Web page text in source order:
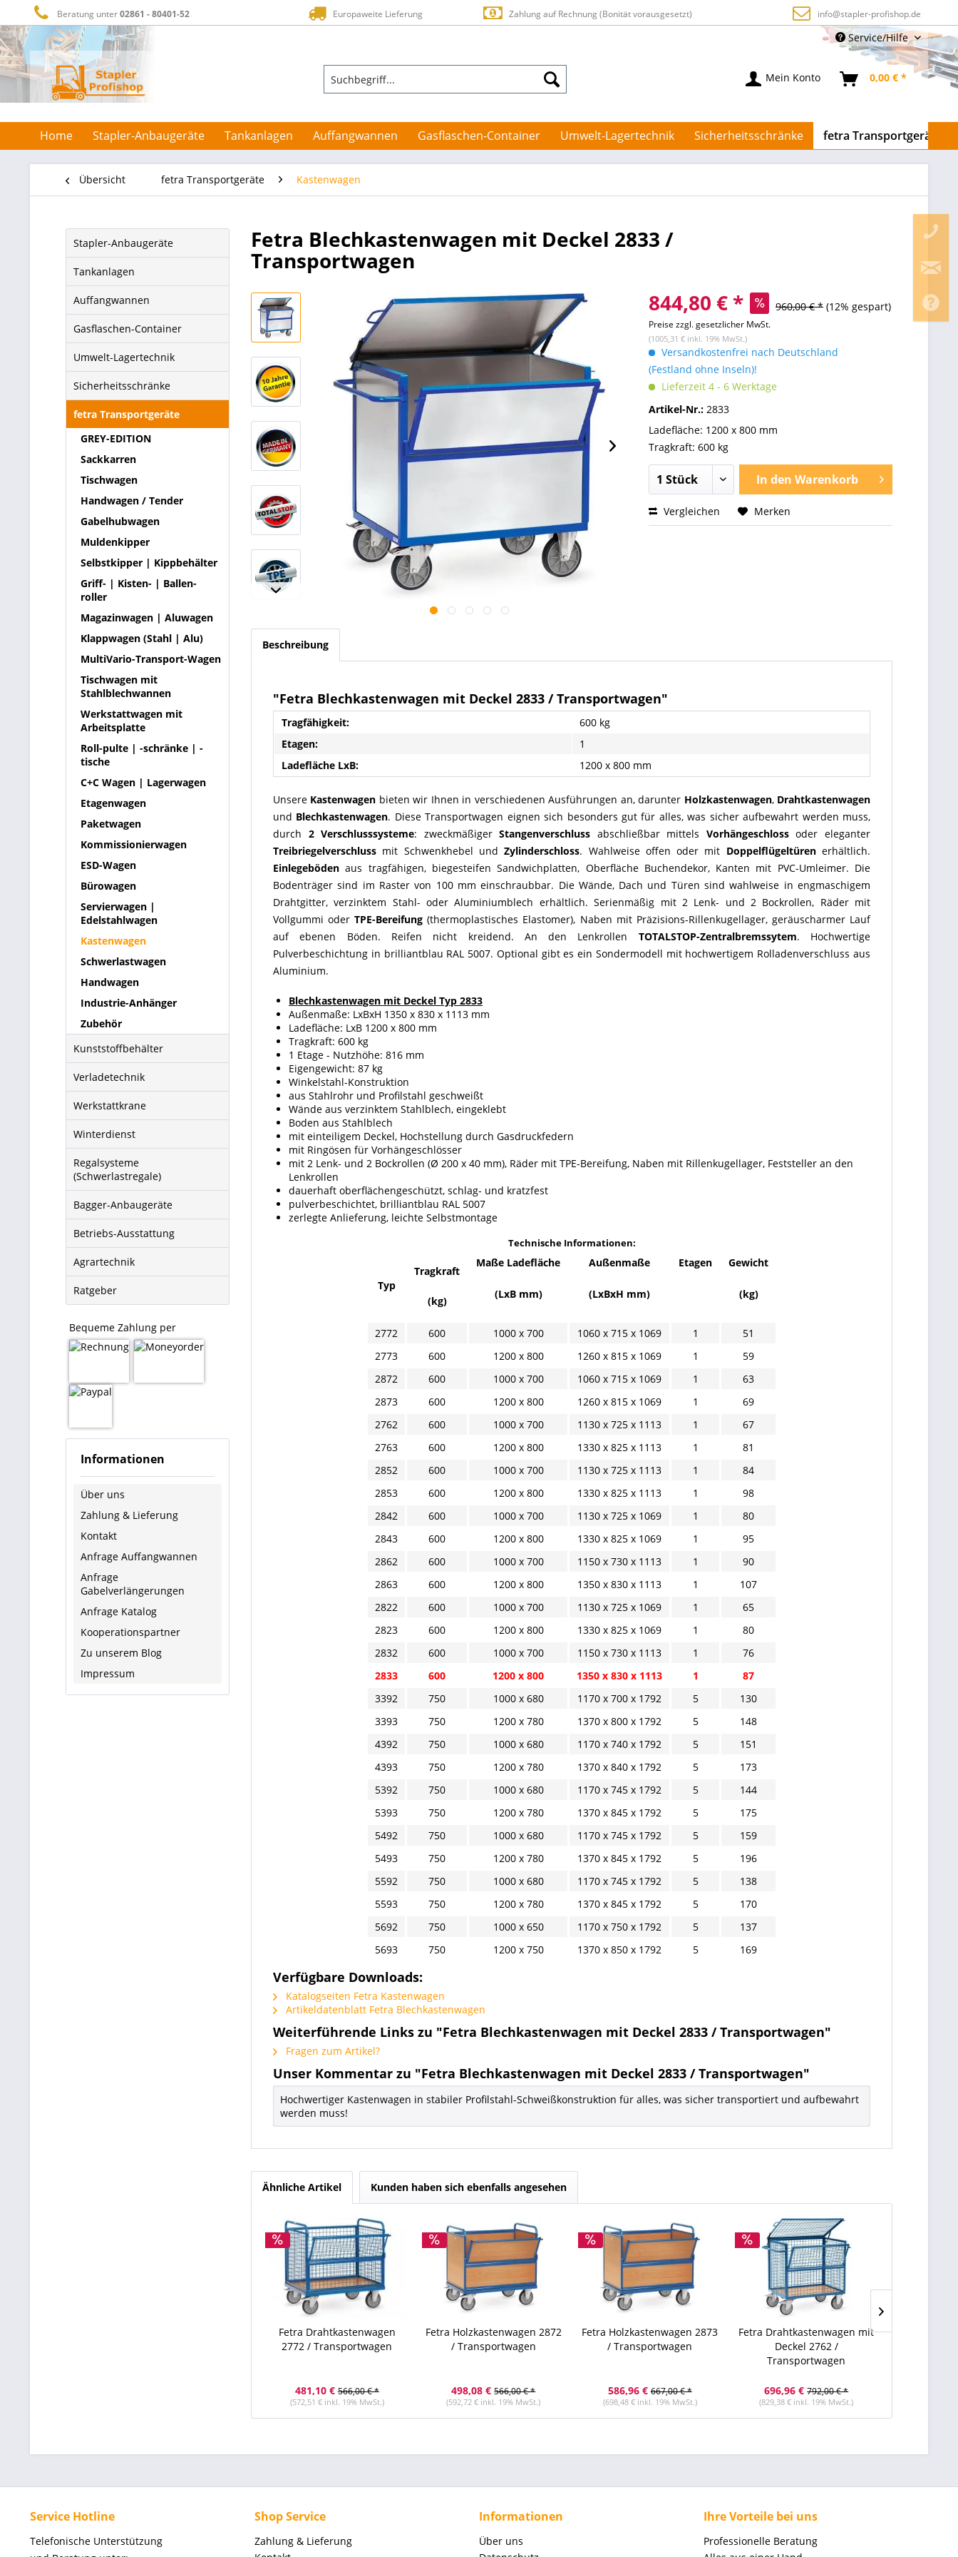
Beratung unter02861 - 80401-52 Europaweite Lieferung Zahlung auf Rechnung (Bonität vorausgesetzt) info@stapler-profishop.de
Service/Hilfe
Mein Konto 0,00 € *
Home Stapler-Anbaugeräte Tankanlagen Auffangwannen Gasflaschen-Container Umwelt-Lagertechnik Sicherheitsschränke fetra Transportgeräte
Übersicht fetra Transportgeräte Kastenwagen
Stapler-Anbaugeräte
Tankanlagen
Auffangwannen
Gasflaschen-Container
Umwelt-Lagertechnik
Sicherheitsschränke
fetra Transportgeräte
GREY-EDITION
Sackkarren
Tischwagen
Handwagen / Tender
Gabelhubwagen
Muldenkipper
Selbstkipper | Kippbehälter
Griff- | Kisten- | Ballen-
roller
Magazinwagen | Aluwagen
Klappwagen (Stahl | Alu)
MultiVario-Transport-Wagen
Tischwagen mit
Stahlblechwannen
Werkstattwagen mit
Arbeitsplatte
Roll-pulte | -schränke | -
tische
C+C Wagen | Lagerwagen
Etagenwagen
Paketwagen
Kommissionierwagen
ESD-Wagen
Bürowagen
Servierwagen |
Edelstahlwagen
Kastenwagen
Schwerlastwagen
Handwagen
Industrie-Anhänger
Zubehör
Kunststoffbehälter
Verladetechnik
Werkstattkrane
Winterdienst
Regalsysteme
(Schwerlastregale)
Bagger-Anbaugeräte
Betriebs-Ausstattung
Agrartechnik
Ratgeber
Bequeme Zahlung per
Informationen
Über uns
Zahlung & Lieferung
Kontakt
Anfrage Auffangwannen
Anfrage
Gabelverlängerungen
Anfrage Katalog
Kooperationspartner
Zu unserem Blog
Impressum
Fetra Blechkastenwagen mit Deckel 2833 /
Transportwagen
844,80 € *
960,00 € * (12% gespart)
Preise zzgl. gesetzlicher MwSt.
(1005,31 € inkl. 19% MwSt.)
Versandkostenfrei nach Deutschland
(Festland ohne Inseln)!
Lieferzeit 4 - 6 Werktage
Artikel-Nr.: 2833
Ladefläche: 1200 x 800 mm
Tragkraft: 600 kg
In den Warenkorb
Vergleichen Merken
Beschreibung
"Fetra Blechkastenwagen mit Deckel 2833 / Transportwagen"
Tragfähigkeit:
600 kg
Etagen:
1
Ladefläche LxB:
1200 x 800 mm
Unsere Kastenwagen bieten wir Ihnen in verschiedenen Ausführungen an, darunter Holzkastenwagen, Drahtkastenwagen
und Blechkastenwagen. Diese Transportwagen eignen sich besonders gut für alles, was sicher aufbewahrt werden muss,
durch 2 Verschlusssysteme: zweckmäßigerStangenverschluss abschließbar mittels Vorhängeschlossoder eleganter
Treibriegelverschluss mit Schwenkhebel undZylinderschloss. Wahlweise offen oder mit Doppelflügeltürenerhältlich.
Einlegeböden aus tragfähigen, biegesteifen Sandwichplatten, Oberfläche Buchendekor, Kanten mit PVC-Umleimer. Die
Bodenträger sind im Raster von 100 mm einschraubbar. Die Wände, Dach und Türen sind wahlweise in engmaschigem
Drahtgitter, verzinktem Stahl- oder Aluminiumblech erhältlich. Serienmäßig mit 2 Lenk- und 2 Bockrollen, Räder mit
Vollgummi oderTPE-Bereifung (thermoplastisches Elastomer), Naben mit Präzisions-Rillenkugellager, geräuscharmer Lauf
auf ebenen Böden. Reifen nicht kreidend. An den Lenkrollen TOTALSTOP-Zentralbremssytem. Hochwertige
Pulverbeschichtung in brilliantblau RAL 5007. Optional gibt es ein Sondermodell mit hochwertigem Rolladenverschluss aus
Aluminium.
Blechkastenwagen mit Deckel Typ 2833
Außenmaße: LxBxH 1350 x 830 x 1113 mm
Ladefläche: LxB 1200 x 800 mm
Tragkraft: 600 kg
1 Etage - Nutzhöhe: 816 mm
Eigengewicht: 87 kg
Winkelstahl-Konstruktion
aus Stahlrohr und Profilstahl geschweißt
Wände aus verzinktem Stahlblech, eingeklebt
Boden aus Stahlblech
mit einteiligem Deckel, Hochstellung durch Gasdruckfedern
mit Ringösen für Vorhängeschlösser
mit 2 Lenk- und 2 Bockrollen (Ø 200 x 40 mm), Räder mit TPE-Bereifung, Naben mit Rillenkugellager, Feststeller an den
Lenkrollen
dauerhaft oberflächengeschützt, schlag- und kratzfest
pulverbeschichtet, brilliantblau RAL 5007
zerlegte Anlieferung, leichte Selbstmontage
Technische Informationen:
Typ
Tragkraft
(kg)
Maße Ladefläche
(LxB mm)
Außenmaße
(LxBxH mm)
Etagen Gewicht
(kg)
2772 600 1000 x 700 1060 x 715 x 1069 1
51
2773
600 1200 x 800 1260 x 815 x 1069 1
59
2872
600 1000 x 700 1060 x 715 x 1069 1
63
2873
600 1200 x 800 1260 x 815 x 1069 1
69
2762
600 1000 x 700 1130 x 725 x 1113 1
67
2763
600 1200 x 800 1330 x 825 x 1113 1
81
2852
600 1000 x 700 1130 x 725 x 1113 1
84
2853
600 1200 x 800 1330 x 825 x 1113 1
98
2842
600 1000 x 700 1130 x 725 x 1069 1
80
2843
600 1200 x 800 1330 x 825 x 1069 1
95
2862
600 1000 x 700 1150 x 730 x 1113 1
90
2863
600 1200 x 800 1350 x 830 x 1113 1
107
2822
600 1000 x 700 1130 x 725 x 1069 1
65
2823
600 1200 x 800 1330 x 825 x 1069 1
80
2832
600 1000 x 700 1150 x 730 x 1113 1
76
2833
600 1200 x 800 1350 x 830 x 1113 1
87
3392
750 1000 x 680 1170 x 700 x 1792 5
130
3393
750 1200 x 780 1370 x 800 x 1792 5
148
4392
750 1000 x 680 1170 x 740 x 1792 5
151
4393
750 1200 x 780 1370 x 840 x 1792 5
173
5392
750 1000 x 680 1170 x 745 x 1792 5
144
5393
750 1200 x 780 1370 x 845 x 1792 5
175
5492
750 1000 x 680 1170 x 745 x 1792 5
159
5493
750 1200 x 780 1370 x 845 x 1792 5
196
5592
750 1000 x 680 1170 x 745 x 1792 5
138
5593
750 1200 x 780 1370 x 845 x 1792 5
170
5692
750 1000 x 650 1170 x 750 x 1792 5
137
5693
750 1200 x 750 1370 x 850 x 1792 5 169
Verfügbare Downloads:
Katalogseiten Fetra Kastenwagen
Artikeldatenblatt Fetra Blechkastenwagen
Weiterführende Links zu "Fetra Blechkastenwagen mit Deckel 2833 / Transportwagen"
Fragen zum Artikel?
Unser Kommentar zu "Fetra Blechkastenwagen mit Deckel 2833 / Transportwagen"
Hochwertiger Kastenwagen in stabiler Profilstahl-Schweißkonstruktion für alles, was sicher transportiert und aufbewahrt
werden muss!
Ähnliche Artikel Kunden haben sich ebenfalls angesehen
Fetra Drahtkastenwagen
2772 / Transportwagen
481,10 € 566,00 € *
(572,51 € inkl. 19% MwSt.)
Fetra Holzkastenwagen 2872
/ Transportwagen
498,08 € 566,00 € *
(592,72 € inkl. 19% MwSt.)
Fetra Holzkastenwagen 2873
/ Transportwagen
586,96 € 667,00 € *
(698,48 € inkl. 19% MwSt.)
Fetra Drahtkastenwagen mit
Deckel 2762 /
Transportwagen
696,96 € 792,00 € *
(829,38 € inkl. 19% MwSt.)
Service Hotline
Telefonische Unterstützung
Shop Service
Zahlung & Lieferung
Informationen
Über uns
Ihre Vorteile bei uns
Professionelle Beratung